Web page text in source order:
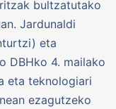
bultzatutako
Jardunaldi
eta
DBHko 4. mailako
eta teknologiari
ezagutzeko